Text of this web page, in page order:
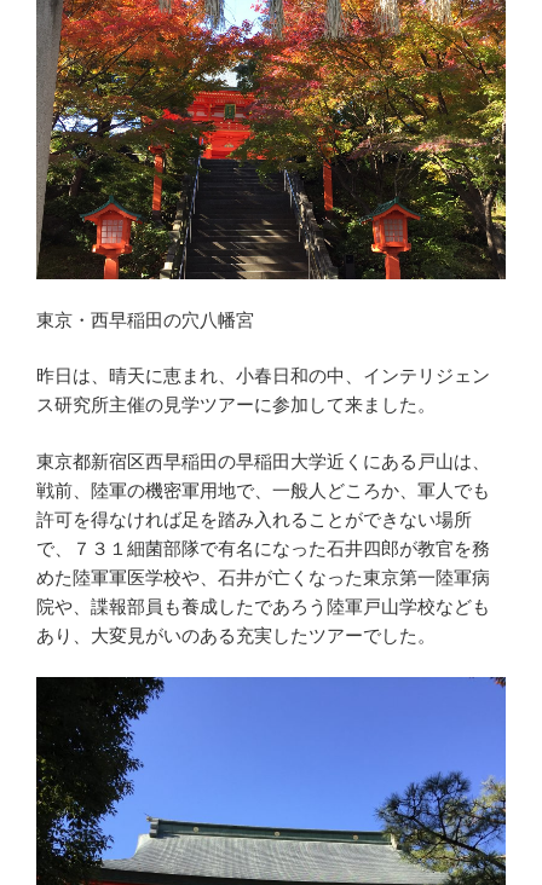
東京・西早稲田の穴八幡宮
昨日は、晴天に恵まれ、小春日和の中、インテリジェン
ス研究所主催の見学ツアーに参加して来ました。
東京都新宿区西早稲田の早稲田大学近くにある戸山は、
戦前、陸軍の機密軍用地で、一般人どころか、軍人でも
許可を得なければ足を踏み入れることができない場所
で、７３１細菌部隊で有名になった石井四郎が教官を務
めた陸軍軍医学校や、石井が亡くなった東京第一陸軍病
院や、諜報部員も養成したであろう陸軍戸山学校なども
あり、大変見がいのある充実したツアーでした。